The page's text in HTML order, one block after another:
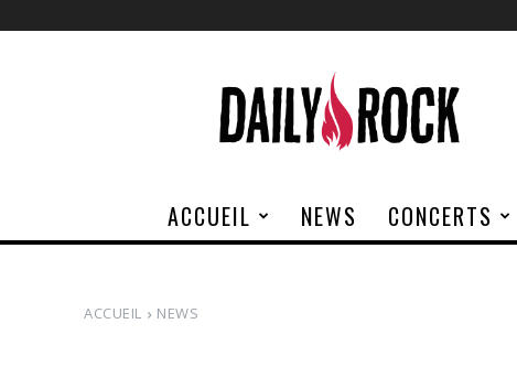
Rock
ACCUEIL NEWS CONCERTS
ACCUEIL NEWS